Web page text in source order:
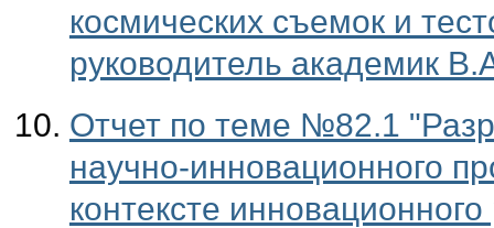
космических съемок и
руководитель академик
Отчет по теме №82.1
научно-инновационного
контексте